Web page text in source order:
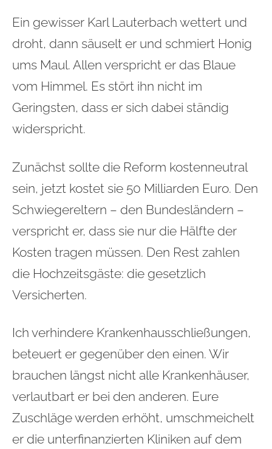
Ein gewisser Karl Lauterbach wettert und
droht, dann säuselt er und schmiert Honig
ums Maul. Allen verspricht er das Blaue
vom Himmel. Es stört ihn nicht im
Geringsten, dass er sich dabei ständig
widerspricht.
Zunächst sollte die Reform kostenneutral
sein, jetzt kostet sie 50 Milliarden Euro. Den
Schwiegereltern – den Bundesländern –
verspricht er, dass sie nur die Hälfte der
Kosten tragen müssen. Den Rest zahlen
die Hochzeitsgäste: die gesetzlich
Versicherten.
Ich verhindere Krankenhausschließungen,
beteuert er gegenüber den einen. Wir
brauchen längst nicht alle Krankenhäuser,
verlautbart er bei den anderen. Eure
Zuschläge werden erhöht, umschmeichelt
er die unterfinanzierten Kliniken auf dem